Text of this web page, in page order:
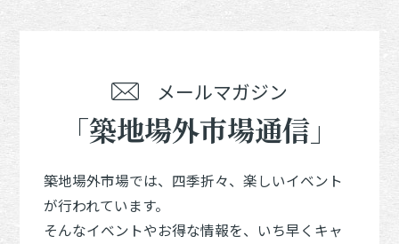
メールマガジン
「築地場外市場通信」
築地場外市場では、四季折々、楽しいイベント
が行われています。
そんなイベントやお得な情報を、いち早くキャ